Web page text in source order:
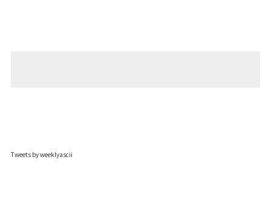
Tweets by weeklyascii